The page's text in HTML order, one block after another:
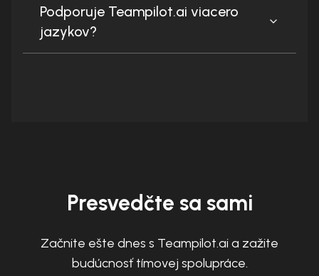
Podporuje Teampilot.ai viacero
jazykov?
Presvedčte sa sami
Začnite ešte dnes s Teampilot.ai a zažite
budúcnosť tímovej spolupráce.